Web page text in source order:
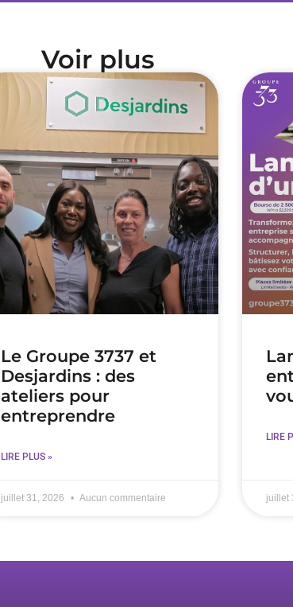
Voir plus
Le Groupe 3737 et
Desjardins : des
ateliers pour
entreprendre
LIRE PLUS »
juillet 31, 2026 Aucun commentaire
LIRE
juillet